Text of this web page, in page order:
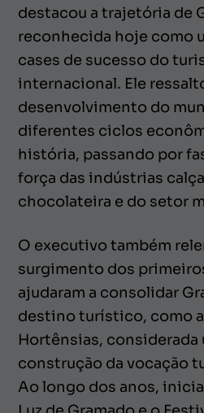
destacou a trajetória de
reconhecida hoje como
cases de sucesso do
internacional. Ele
desenvolvimento do
diferentes ciclos
história, passando por
força das indústrias
chocolateira e do setor
O executivo também
surgimento dos
ajudaram a consolidar
destino turístico, como a
Hortênsias, considerada
construção da vocação
Ao longo dos anos,